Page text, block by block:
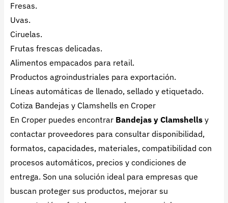
Fresas.
Uvas.
Ciruelas.
Frutas frescas delicadas.
Alimentos empacados para retail.
Productos agroindustriales para exportación.
Líneas automáticas de llenado, sellado y etiquetado.
Cotiza Bandejas y Clamshells en Croper
En Croper puedes encontrar Bandejas y Clamshells y
contactar proveedores para consultar disponibilidad,
formatos, capacidades, materiales, compatibilidad con
procesos automáticos, precios y condiciones de
entrega. Son una solución ideal para empresas que
buscan proteger sus productos, mejorar su